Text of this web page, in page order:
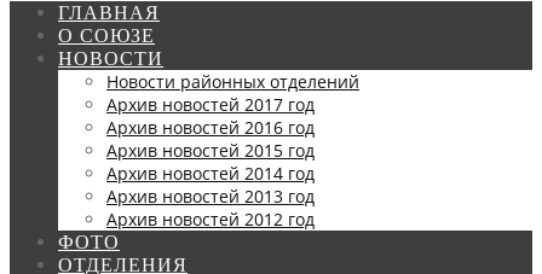
ГЛАВНАЯ
О СОЮЗЕ
НОВОСТИ
Новости районных отделений
Архив новостей 2017 год
Архив новостей 2016 год
Архив новостей 2015 год
Архив новостей 2014 год
Архив новостей 2013 год
Архив новостей 2012 год
ФОТО
ОТДЕЛЕНИЯ